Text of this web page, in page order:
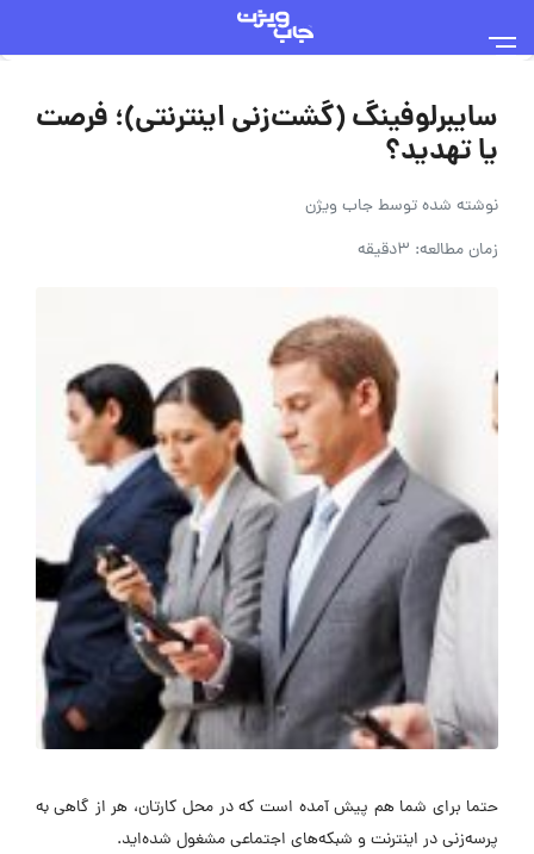
سایبرلوفینگ (گشت‌زنی اینترنتی)؛ فرصت
یا تهدید؟
نوشته شده توسطجاب ویژن
زمان مطالعه: 3دقیقه
حتما برای شما هم پیش آمده است که در محل کارتان، هر از گاهی به
پرسه‌زنی در اینترنت و شبکه‌های اجتماعی مشغول شده‌اید.